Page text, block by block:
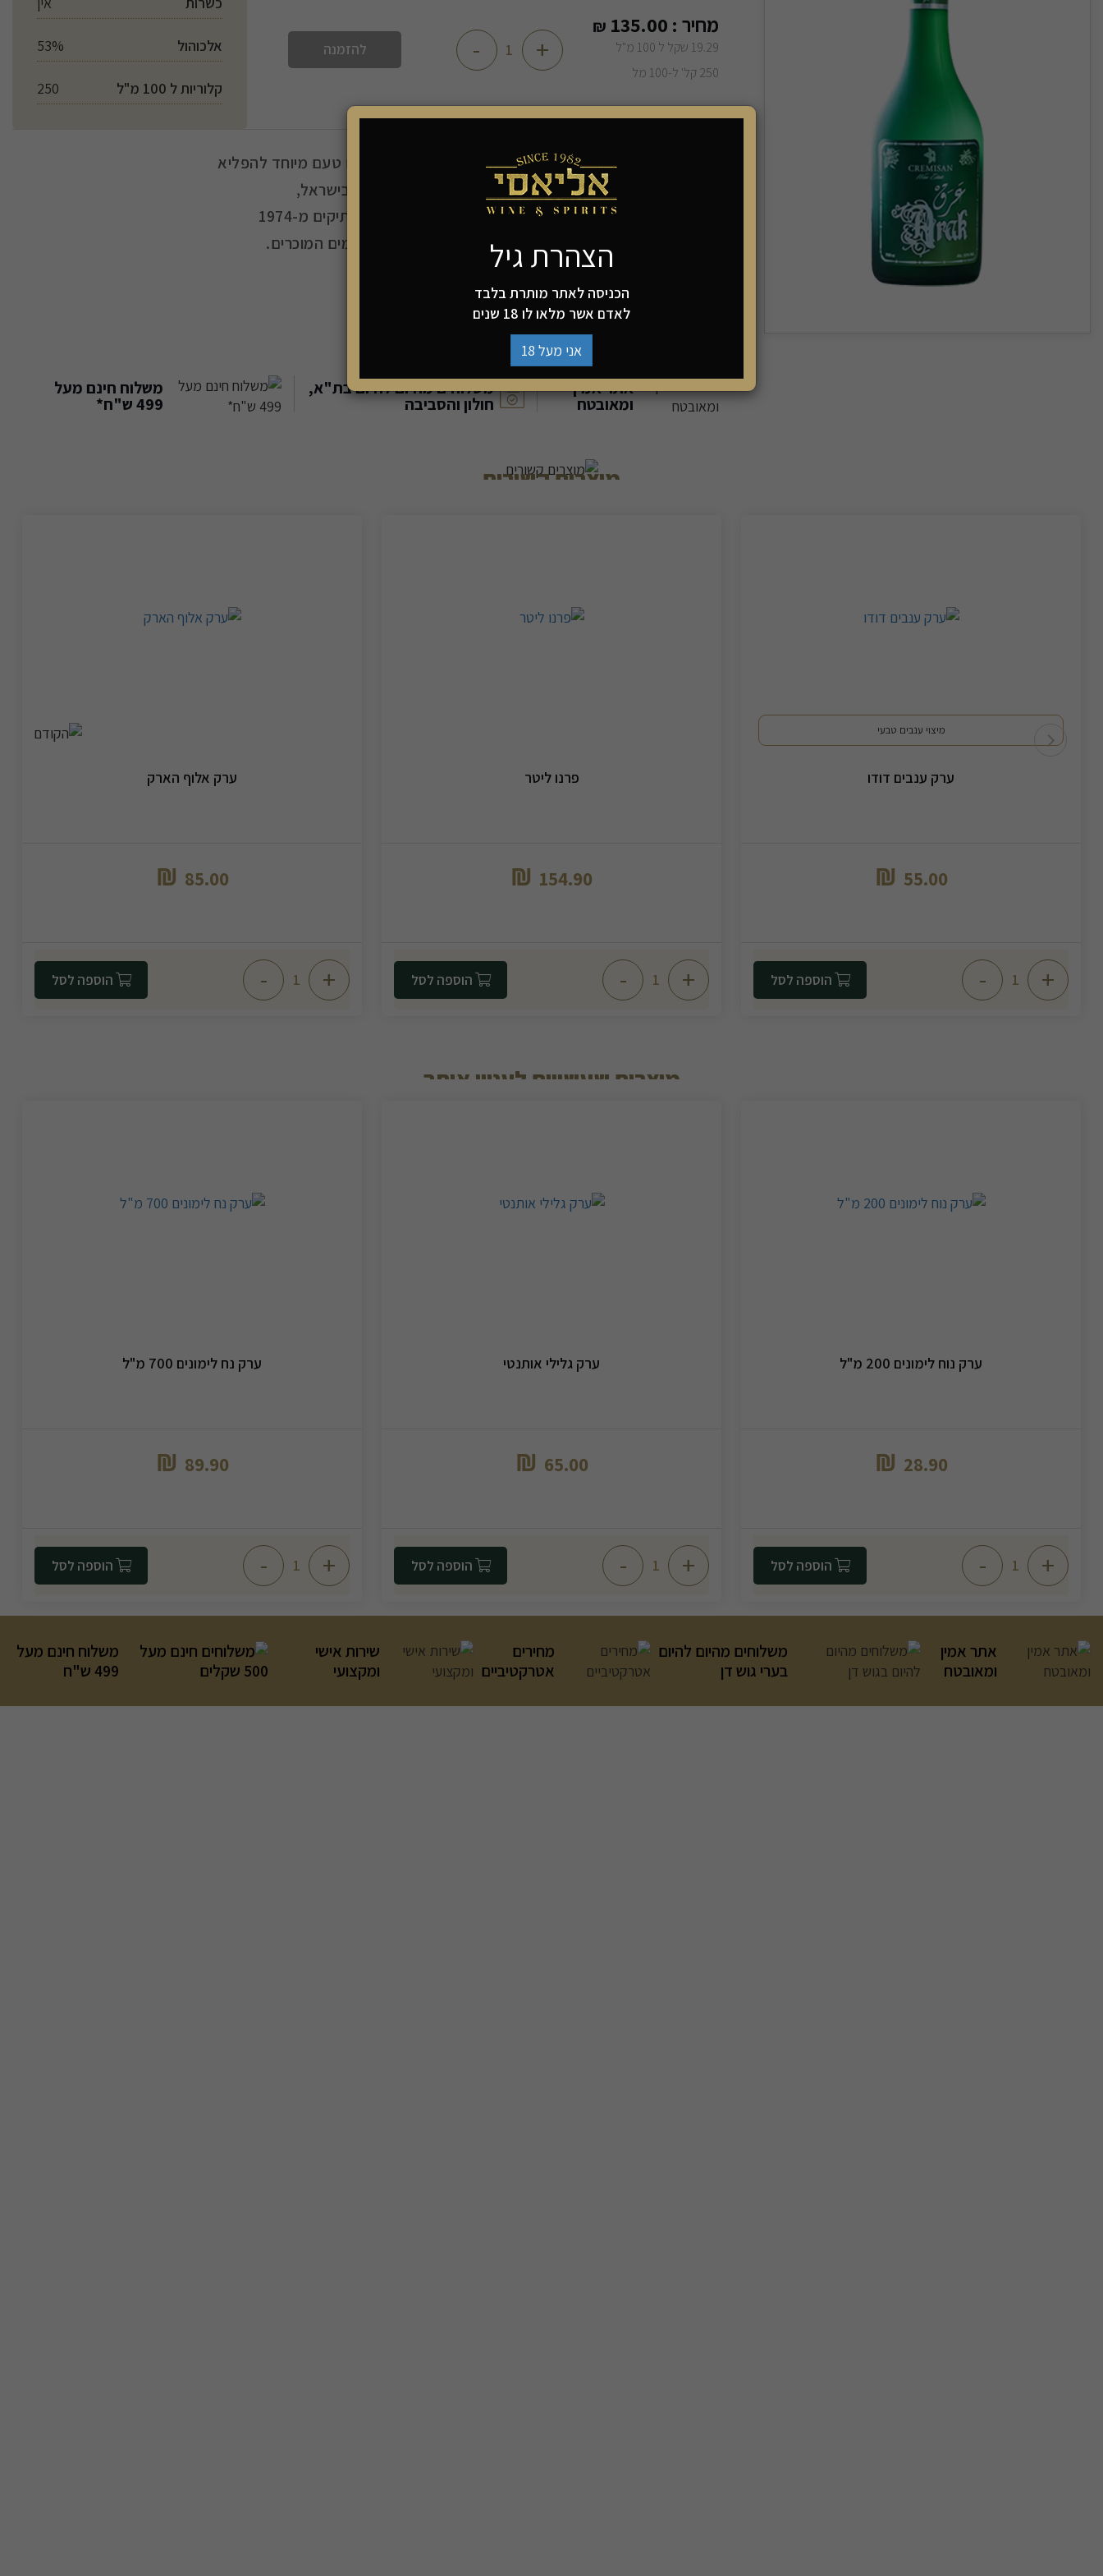
מחיר : 135.00
₪
19.29 שקל ל 100 מ"ל
250 קל' ל-100 מל
+
- להזמנה אלכוהול 53%
קלוריות ל 100 מ"ל 250
יקב קרמיזאן מבית לחם מצליח לייצר לצד היינות גם ערק עם טעם מיוחד להפליא
ערק קרמיזאן עובר זיקוק במשך 3 פעמים דרך דודי נחושת עתיקים מ-1974
ולאחר מכן עובר תסיסה בתיבול אניס לקבלת הארומה והטעמים המוכרים.
זהו ערק מומלץ למתנה, ייחודי באופיו עם טעמים עשירים.
למה להזמין מאיתנו?
אתר אמין
ומאובטח
משלוחים מהיום להיום בת"א,
חולון והסביבה
משלוח חינם מעל
499 ש"ח*
מוצרים קשורים
מיצוי ענבים טבעי
ערק ענבים דודו
55.00
₪
+
-
פרנו ליטר
154.90
₪
+
-
ערק אלוף הארק
85.00
₪
+
-
מוצרים שעשויים לעניין אותך
ערק נוח לימונים 200 מ"ל
28.90
₪
+
-
ערק גלילי אותנטי
65.00
₪
+
-
ערק נח לימונים 700 מ"ל
89.90
₪
+
-
אתר אמין
ומאובטח
משלוחים מהיום להיום
בערי גוש דן
מחירים
אטרקטיביים
שירות אישי
ומקצועי
משלוח חינם מעל
499 ש"ח
הצהרת גיל
הכניסה לאתר מותרת בלבד
לאדם אשר מלאו לו 18 שנים
אני מעל 18